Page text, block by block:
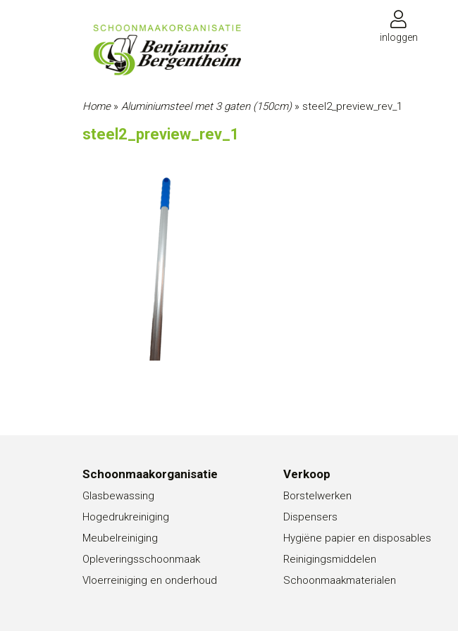
inloggen
Home» Aluminiumsteel met 3 gaten (150cm)» steel2_preview_rev_1
steel2_preview_rev_1
Schoonmaakorganisatie
Glasbewassing
Hogedrukreiniging
Meubelreiniging
Opleveringsschoonmaak
Vloerreiniging en onderhoud
Verkoop
Borstelwerken
Dispensers
Hygiëne papier en disposables
Reinigingsmiddelen
Schoonmaakmaterialen